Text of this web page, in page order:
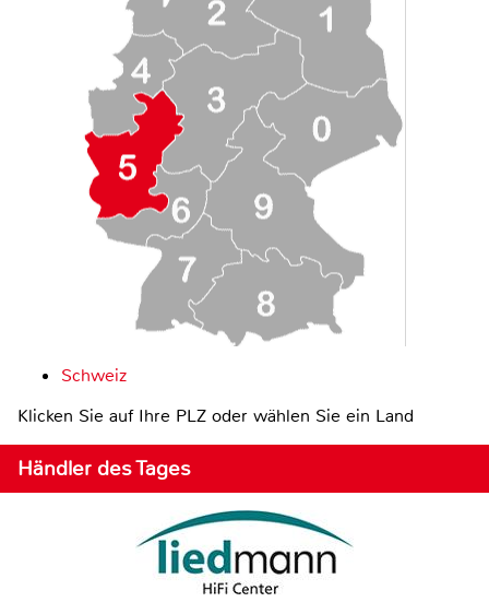
Schweiz
Klicken Sie auf Ihre PLZ oder wählen Sie ein Land
Händler des Tages